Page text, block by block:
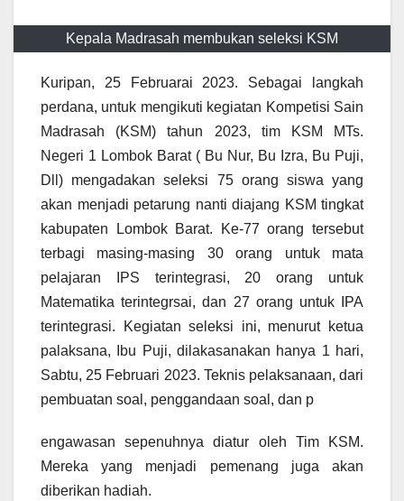
Kepala Madrasah membukan seleksi KSM
Kuripan, 25 Februarai 2023. Sebagai langkah
perdana, untuk mengikuti kegiatan Kompetisi Sain
Madrasah (KSM) tahun 2023, tim KSM MTs.
Negeri 1 Lombok Barat ( Bu Nur, Bu Izra, Bu Puji,
Dll) mengadakan seleksi 75 orang siswa yang
akan menjadi petarung nanti diajang KSM tingkat
kabupaten Lombok Barat. Ke-77 orang tersebut
terbagi masing-masing 30 orang untuk mata
pelajaran IPS terintegrasi, 20 orang untuk
Matematika terintegrsai, dan 27 orang untuk IPA
terintegrasi. Kegiatan seleksi ini, menurut ketua
palaksana, Ibu Puji, dilakasanakan hanya 1 hari,
Sabtu, 25 Februari 2023. Teknis pelaksanaan, dari
pembuatan soal, penggandaan soal, dan p
engawasan sepenuhnya diatur oleh Tim KSM.
Mereka yang menjadi pemenang juga akan
diberikan hadiah.